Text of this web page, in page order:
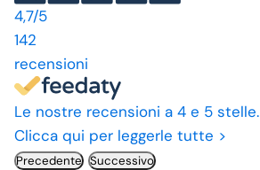
4,7/5
142
recensioni
Le nostre recensioni a 4 e 5 stelle.
Clicca qui per leggerle tutte >
Precedente Successivo